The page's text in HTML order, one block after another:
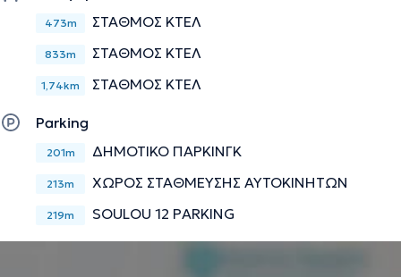
473m ΣΤΑΘΜΟΣ ΚΤΕΛ
833m ΣΤΑΘΜΟΣ ΚΤΕΛ
1,74km ΣΤΑΘΜΟΣ ΚΤΕΛ
Parking
201m ΔΗΜΟΤΙΚΟ ΠΑΡΚΙΝΓΚ
213m ΧΩΡΟΣ ΣΤΑΘΜΕΥΣΗΣ ΑΥΤΟΚΙΝΗΤΩΝ
219m SOULOU 12 PARKING